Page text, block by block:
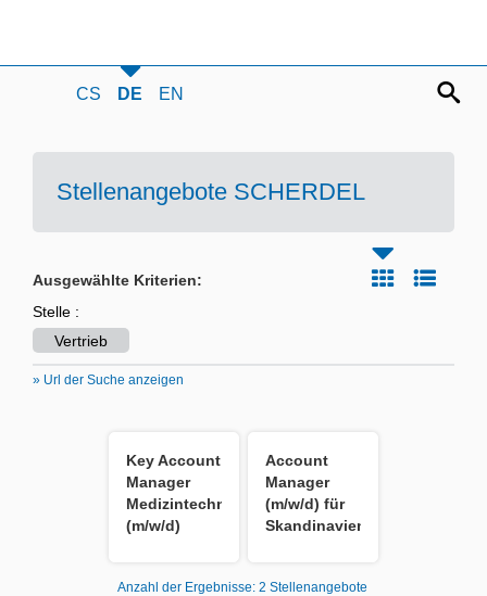
CS DE EN
Stellenangebote SCHERDEL
Ausgewählte Kriterien:
Stelle :
Vertrieb
» Url der Suche anzeigen
Key Account
Manager
Medizintechnik
(m/w/d)
Account
Manager
(m/w/d) für
Skandinavien
Anzahl der Ergebnisse: 2 Stellenangebote